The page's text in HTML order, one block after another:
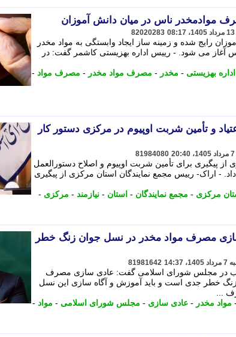
موادمخدر ناس در میان دانش آموزان
82020283
رایج شده و زمینه ساز ایجاد وابستگی به مواد مخدر
آغاز می شود. - رییس اداره بهزیستی کاشمر گفت: در
بهزیستی - مخدر - مصرف مواد مخدر - مصرف مواد -
و تأمین شربت اوپیوم در مرکزی دستور کار
81984080
از پیگیری برای تأمین شربت اوپیوم و اصلاح دستورالعمل
- اراک- رییس مجمع نمایندگان استان مرکزی از پیگیری
مرکزی - مجمع نمایندگان - استان - نیازمند - مرکزی -
مصرف مواد مخدر در نسل جوان زنگ خطر
81981642
در مجلس شورای اسلامی گفت: عادی سازی مصرف
خطر جدی است و باید آموزش و آگاه سازی این نسل
...
- مواد مخدر - عادی سازی - مجلس شورای اسلامی - مواد -